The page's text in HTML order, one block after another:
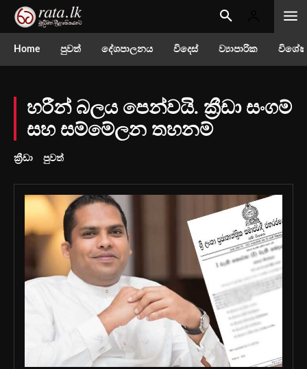
Home පුවත් දේශපාලනය විදෙස් ව්‍යාපාරික
හරීන් බලය පෙන්වයි. ක්‍රීඩා සංගම්
සහ සම්මේලන තහනම්
ක්‍රීඩා පුවත්